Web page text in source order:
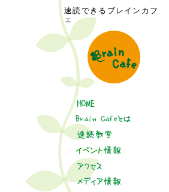
速読できるブレインカフ
ェ